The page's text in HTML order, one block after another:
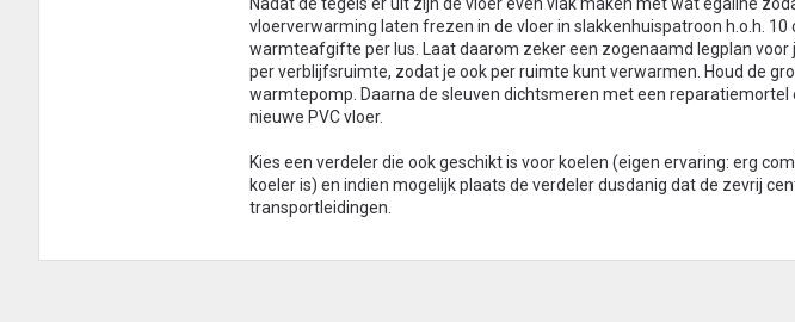
vloerverwarming laten frezen in de vloer in slakkenhuispatroon h.o.h.
warmteafgifte per lus. Laat daarom zeker een zogenaamd legplan
per verblijfsruimte, zodat je ook per ruimte kunt verwarmen. Houd de
warmtepomp. Daarna de sleuven dichtsmeren met een
nieuwe PVC vloer.
Kies een verdeler die ook geschikt is voor koelen (eigen ervaring: erg
koeler is) en indien mogelijk plaats de verdeler dusdanig dat de zevrij
transportleidingen.